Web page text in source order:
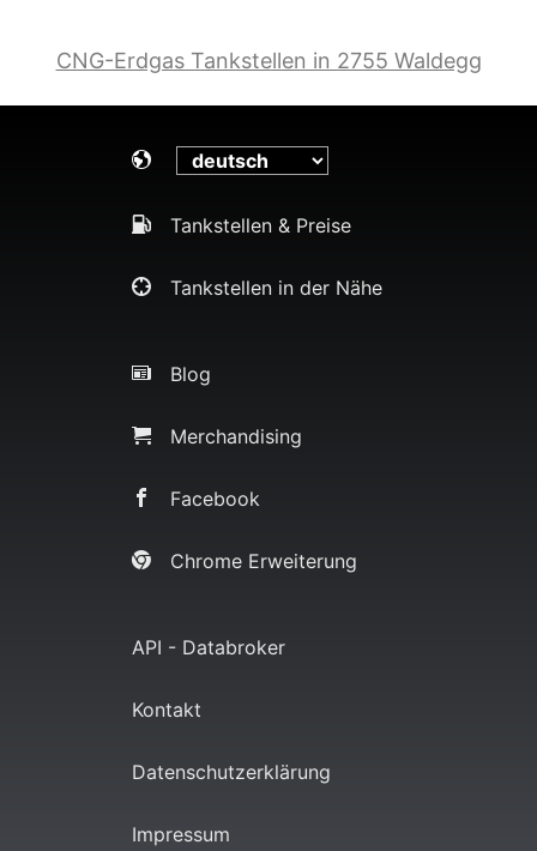
CNG-Erdgas Tankstellen in 2755 Waldegg
Tankstellen & Preise
Tankstellen in der Nähe
Blog
Merchandising
Facebook
Chrome Erweiterung
API - Databroker
Kontakt
Datenschutzerklärung
Impressum